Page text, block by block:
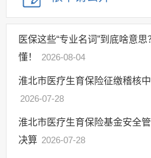
公务员及事业单位招录
应急管理
回应关切
医保这些“专业名词”到底啥意
懂！
2026-08-04
淮北市医疗生育保险征缴稽核
2026-07-28
淮北市医疗生育保险基金安全
决算 2026-07-28